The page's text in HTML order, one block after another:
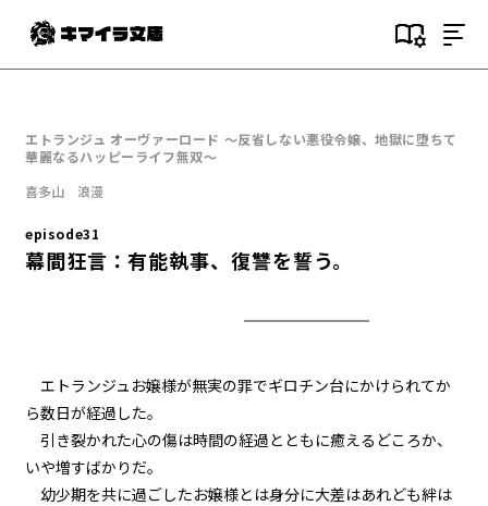
目次
悪役令嬢、地獄に堕ちる。
悪役令嬢、愛猫と再会する。
episode4
悪役令嬢、レベルアップする。
エトランジュ オーヴァーロード ～反省しない悪役令嬢、地獄に堕ちて
華麗なるハッピーライフ無双～
喜多山 浪漫
episode31
幕間狂言：有能執事、復讐を誓う。
エトランジュお嬢様が無実の罪でギロチン台にかけられてか
ら数日が経過した。
引き裂かれた心の傷は時間の経過とともに癒えるどころか、
いや増すばかりだ。
幼少期を共に過ごしたお嬢様とは身分に大差はあれども絆は